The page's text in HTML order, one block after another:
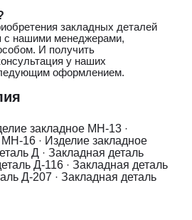
закладных деталей
с нашими менеджерами,
И получить
у наших
оформлением.
закладное МН-13 ·
МН-16 · Изделие закладное
Д · Закладная деталь
Д-116 · Закладная деталь
Д-207 · Закладная деталь